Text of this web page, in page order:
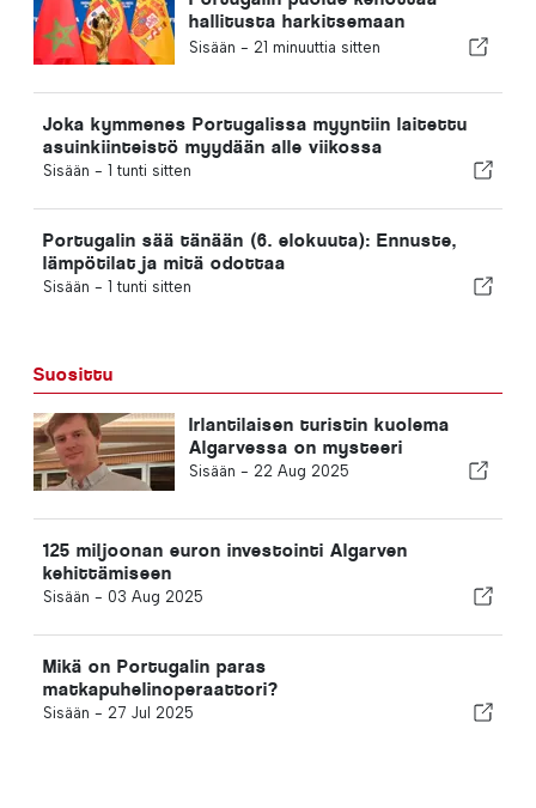
hallitusta harkitsemaan
uudelleen Marokon valintaa
kisojen isäntämaaksi Ceutan
kriisin vuoksi
Sisään - 21 minuuttia sitten
Joka kymmenes Portugalissa myyntiin laitettu
asuinkiinteistö myydään alle viikossa
Sisään - 1 tunti sitten
Portugalin sää tänään (6. elokuuta): Ennuste,
lämpötilat ja mitä odottaa
Sisään - 1 tunti sitten
Suosittu
Irlantilaisen turistin kuolema
Algarvessa on mysteeri
Sisään - 22 Aug 2025
125 miljoonan euron investointi Algarven
kehittämiseen
Sisään - 03 Aug 2025
Mikä on Portugalin paras
matkapuhelinoperaattori?
Sisään - 27 Jul 2025